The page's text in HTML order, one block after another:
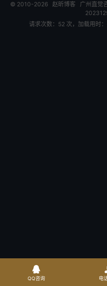
© 2010-2026 赵昕博客 广州直觉
请求次数：52 次，加载用时

QQ咨询 电